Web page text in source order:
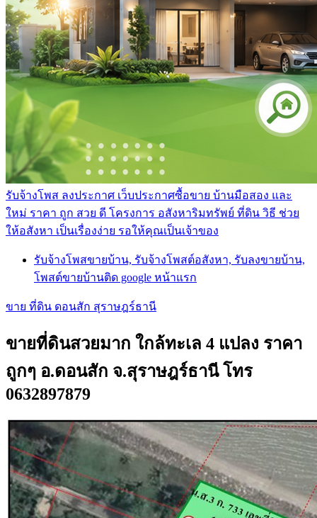
รับจ้างโพส ลงประกาศ เว็บประกาศซื้อขาย บ้านมือสอง และ
ใหม่ ราคา ถูก สวย ดี โครงการ อสังหาริมทรัพย์ ที่ดิน วิธี ช่วย
ให้อสังหา เป็นเรื่องง่าย รอให้คุณเป็นเจ้าของ
รับจ้างโพสขายบ้าน, รับจ้างโพสต์อสังหา, รับลงขายบ้าน,
โพสต์ขายบ้านติด google หน้าแรก
ขาย ที่ดิน ดอนสัก สุราษฎร์ธานี
ขายที่ดินสวยมาก ใกล้ทะเล 4 แปลง ราคา
ถูกๆ อ.ดอนสัก จ.สุราษฎร์ธานี โทร
0632897879